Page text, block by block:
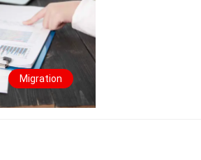
Migration